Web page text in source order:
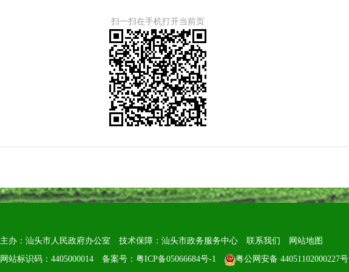
扫一扫在手机打开当前页
主办：汕头市人民政府办公室 技术保障：汕头市政务服务中心 联系我们
网站地图
网站标识码：4405000014
备案号：粤ICP备05066684号-1 粤公网安备 44051102000227号